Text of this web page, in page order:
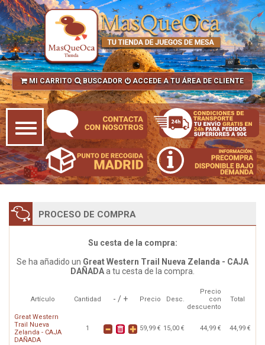
MI CARRITO BUSCADOR ACCEDE A TU ÁREA DE CLIENTE
PROCESO DE COMPRA
Su cesta de la compra:
Se ha añadido un Great Western Trail Nueva Zelanda - CAJA
DAÑADAa tu cesta de la compra.
Artículo Cantidad - / + Precio Desc.
Precio
con
descuento
Total
Great Western
Trail Nueva
Zelanda - CAJA
DAÑADA
1 59,99 € 15,00 € 44,99 € 44,99 €